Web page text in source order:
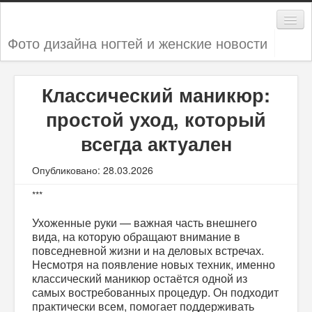
Фото дизайна ногтей и женские новости
Женские секреты
Мода и стиль
Классический маникюр:
простой уход, который
всегда актуален
Опубликовано: 28.03.2026
***
Ухоженные руки — важная часть внешнего
вида, на которую обращают внимание в
повседневной жизни и на деловых встречах.
Несмотря на появление новых техник, именно
классический маникюр остаётся одной из
самых востребованных процедур. Он подходит
практически всем, помогает поддерживать